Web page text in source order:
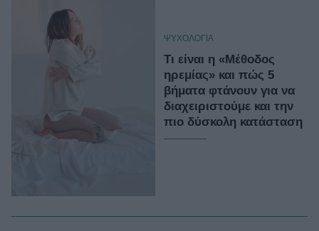
ΨΥΧΟΛΟΓΙΑ
Τι είναι η «Μέθοδος
ηρεμίας» και πώς 5
βήματα φτάνουν για να
διαχειριστούμε και την
πιο δύσκολη κατάσταση